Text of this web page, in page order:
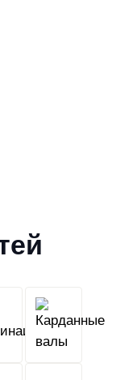
Кабина